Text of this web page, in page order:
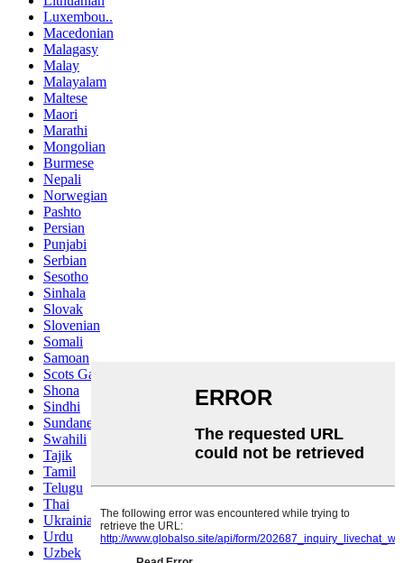
Luxembou..
Macedonian
Malagasy
Malay
Malayalam
Maltese
Maori
Marathi
Mongolian
Burmese
Nepali
Norwegian
Pashto
Persian
Punjabi
Serbian
Sesotho
Sinhala
Slovak
Slovenian
Somali
Samoan
Scots Gaelic
Shona
Sindhi
Sundanese
Swahili
Tajik
Tamil
Telugu
Thai
Ukrainian
Urdu
Uzbek